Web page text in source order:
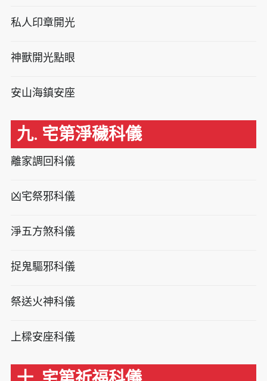
私人印章開光
神獸開光點眼
安山海鎮安座
九. 宅第淨穢科儀
離家調回科儀
凶宅祭邪科儀
淨五方煞科儀
捉鬼驅邪科儀
祭送火神科儀
上樑安座科儀